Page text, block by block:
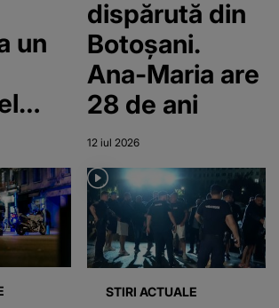
un
au
dispărută din
Botoșani.
Ana-Maria are
28 de ani
12 iul 2026
STIRI ACTUALE